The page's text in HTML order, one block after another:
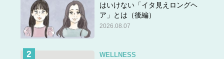
はいけない「イタ見えロングヘ
ア」とは（後編）
2026.08.07
WELLNESS